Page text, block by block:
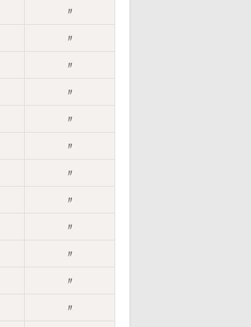
〃
〃
〃
〃
〃
〃
〃
〃
〃
〃
〃
〃